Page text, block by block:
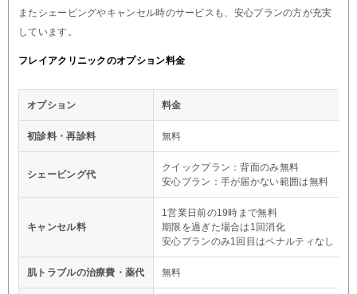
またシェービングやキャンセル時のサービスも、安心プランの方が充実
しています。
フレイアクリニックのオプション料金
オプション 料金
初診料・再診料 無料
シェービング代
クイックプラン：背面のみ無料
安心プラン：手が届かない範囲は無料
キャンセル料
1営業日前の19時まで無料
期限を過ぎた場合は1回消化
安心プランのみ1回目はペナルティなし
肌トラブルの治療費・薬代 無料